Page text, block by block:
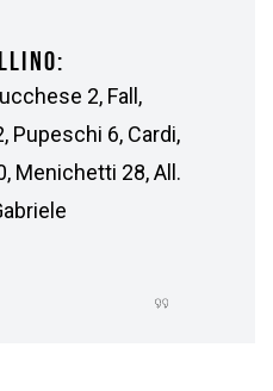
2, Fall,
Pupeschi 6, Cardi,
Menichetti 28, All.